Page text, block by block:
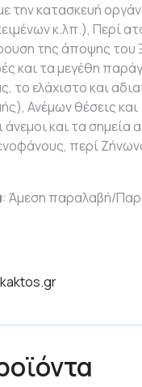
την κατασκευή
κ.λπ.), Περί
της άποψης του
και τα μεγέθη
το ελάχιστο και
Ανέμων θέσεις και
και τα σημεία
περί
: Άμεση παραλαβή/
kaktos.gr